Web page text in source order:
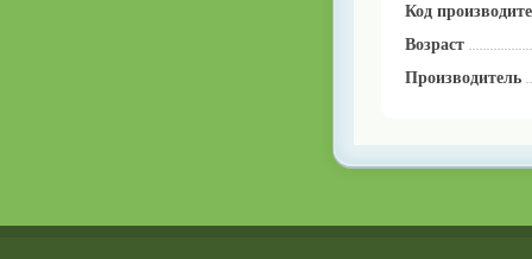
Код
Возраст
Производитель